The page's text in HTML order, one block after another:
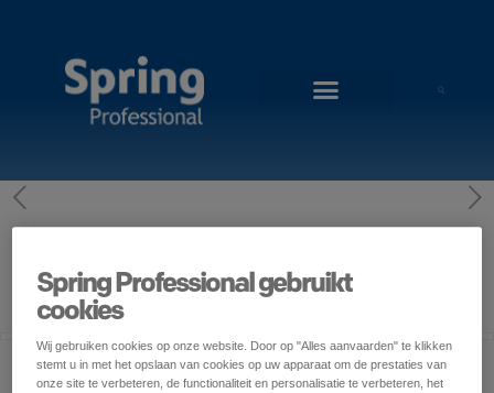
2017
Spring Professional gebruikt
cookies
Wij gebruiken cookies op onze website. Door op "Alles aanvaarden" te klikken
stemt u in met het opslaan van cookies op uw apparaat om de prestaties van
onze site te verbeteren, de functionaliteit en personalisatie te verbeteren, het